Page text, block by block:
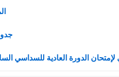
الدورة العادية للسداسي السادس